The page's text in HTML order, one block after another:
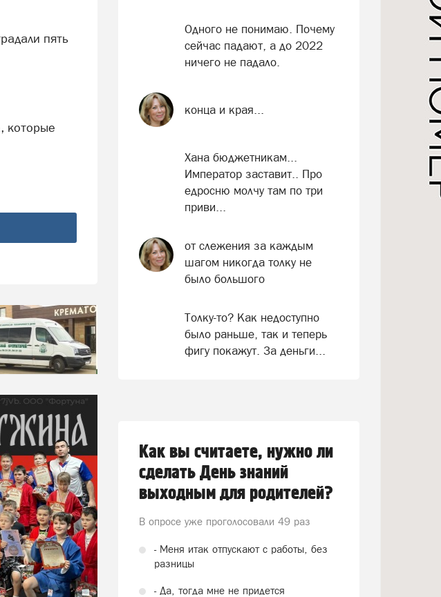
Одного не понимаю. Почему
сейчас падают, а до 2022
ничего не падало.
конца и края...
Хана бюджетникам...
Император заставит.. Про
едросню молчу там по три
приви...
от слежения за каждым
шагом никогда толку не
было большого
Толку-то? Как недоступно
было раньше, так и теперь
фигу покажут. За деньги...
Как вы считаете, нужно ли
сделать День знаний
выходным для родителей?
В опросе уже проголосовали 49 раз
- Меня итак отпускают с работы, без
разницы
- Да, тогда мне не придется